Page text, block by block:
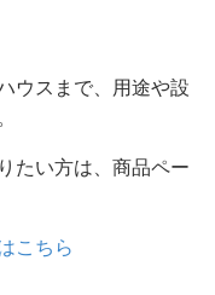
ウスまで、用途や設
たい方は、商品ペー
こちら